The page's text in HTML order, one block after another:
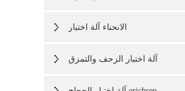
الانحناء آلة اختبار
آلة اختبار الزحف والتمزق